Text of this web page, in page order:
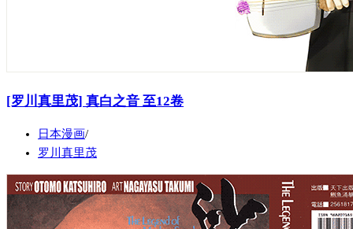
[罗川真里茂] 真白之音 至12卷
日本漫画
罗川真里茂